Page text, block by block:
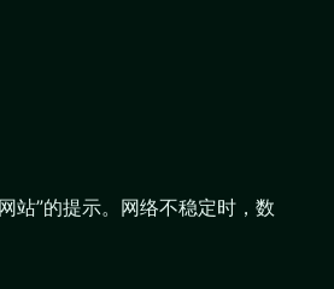
站”的提示。网络不稳定时，数